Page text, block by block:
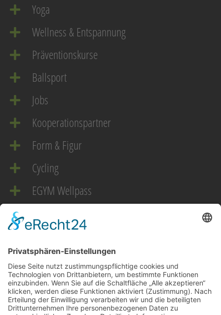
Yoga
Wellness & Entspannung
Präventionskurse
Ballsport
Jobs
Kooperationspartner
Form & Figur
Cycling
EGYM Wellpass
Downloads
Gesundheit braucht Training